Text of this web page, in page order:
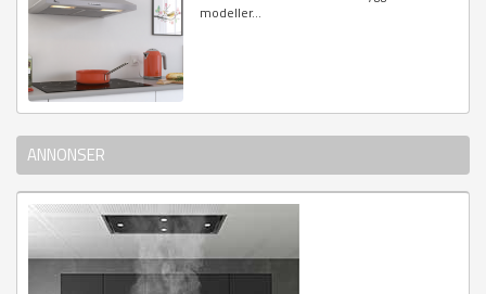
modeller...
ANNONSER